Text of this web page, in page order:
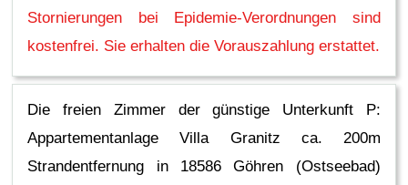
Stornierungen bei Epidemie-Verordnungen sind
kostenfrei. Sie erhalten die Vorauszahlung erstattet.
Die freien Zimmer der günstige Unterkunft P:
Appartementanlage Villa Granitz ca. 200m
Strandentfernung in 18586 Göhren (Ostseebad)